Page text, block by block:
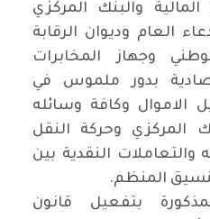
والبنك المركزي
العام وديوان الرقابة
وجهاز المخابرات
بدور ملموس في
الاموال وكافة وسائله
المركزي وحركة النقل
والتعاملات النقدية بين
المنظم.
بتفعيل قانون